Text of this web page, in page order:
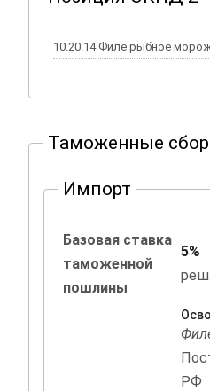
10.20.14 Филе рыбное
Таможенные
Импорт
Базовая ставка
таможенной
пошлины
5%
РФ